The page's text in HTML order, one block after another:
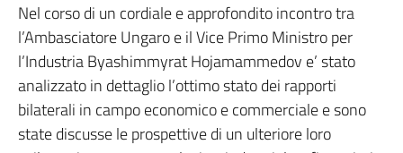
Nel corso di un cordiale e approfondito incontro tra
l’Ambasciatore Ungaro e il Vice Primo Ministro per
l’Industria Byashimmyrat Hojamammedov e’ stato
analizzato in dettaglio l’ottimo stato dei rapporti
bilaterali in campo economico e commerciale e sono
state discusse le prospettive di un ulteriore loro